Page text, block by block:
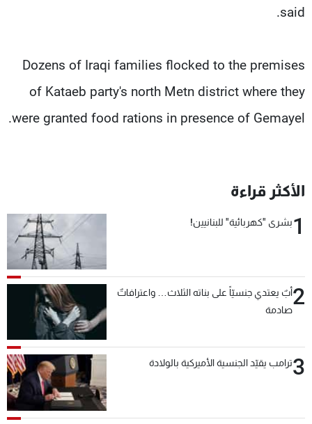
said.
Dozens of Iraqi families flocked to the premises
of Kataeb party's north Metn district where they
were granted food rations in presence of Gemayel.
الأكثر قراءة
1بشرى "كهربائية" للبنانيين!
2أبٌ يعتدي جنسيّاً على بناته الثلاث… واعترافاتٌ
صادمة
3ترامب يقيّد الجنسية الأميركية بالولادة